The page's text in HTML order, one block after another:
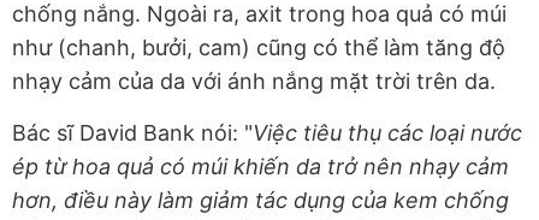
chống nắng. Ngoài ra, axit trong hoa quả có múi
như (chanh, bưởi, cam) cũng có thể làm tăng độ
nhạy cảm của da với ánh nắng mặt trời trên da.
Bác sĩ David Bank nói: "Việc tiêu thụ các loại nước
ép từ hoa quả có múi khiến da trở nên nhạy cảm
hơn, điều này làm giảm tác dụng của kem chống